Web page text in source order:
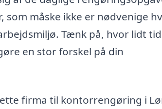
som måske ikke er nødvenige
Tænk på, hvor lidt
en stor forskel på din
firma til kontorrengøring i